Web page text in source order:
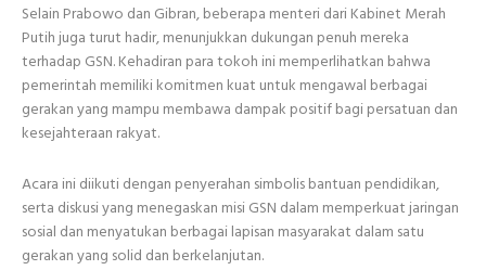
Selain Prabowo dan Gibran, beberapa menteri dari Kabinet Merah
Putih juga turut hadir, menunjukkan dukungan penuh mereka
terhadap GSN. Kehadiran para tokoh ini memperlihatkan bahwa
pemerintah memiliki komitmen kuat untuk mengawal berbagai
gerakan yang mampu membawa dampak positif bagi persatuan dan
kesejahteraan rakyat.
Acara ini diikuti dengan penyerahan simbolis bantuan pendidikan,
serta diskusi yang menegaskan misi GSN dalam memperkuat jaringan
sosial dan menyatukan berbagai lapisan masyarakat dalam satu
gerakan yang solid dan berkelanjutan.